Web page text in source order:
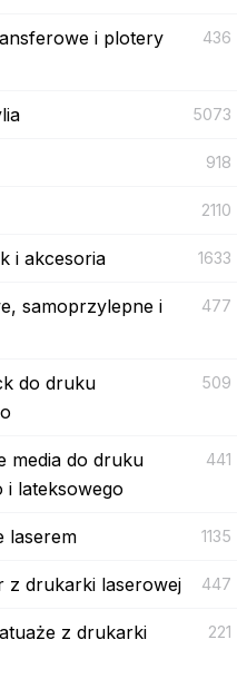
i plotery
436
5073
918
2110
i akcesoria 1633
samoprzylepne i
477
do druku
509
media do druku
i lateksowego
441
laserem 1135
z drukarki laserowej 447
z drukarki
221